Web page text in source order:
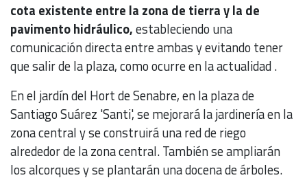
cota existente entre la zona de tierra y la de
pavimento hidráulico,estableciendo una
comunicación directa entre ambas y evitando tener
que salir de la plaza, como ocurre en la actualidad .
En el jardín del Hort de Senabre, en la plaza de
Santiago Suárez 'Santi', se mejorará la jardinería en la
zona central y se construirá una red de riego
alrededor de la zona central. También se ampliarán
los alcorques y se plantarán una docena de árboles.